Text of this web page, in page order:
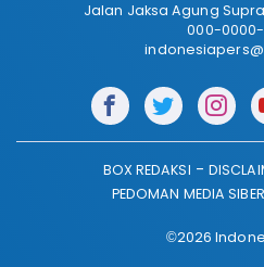
Jalan Jaksa Agung
000-
BOX REDAKSI
PEDOMAN MEDIA SIBER
©2026